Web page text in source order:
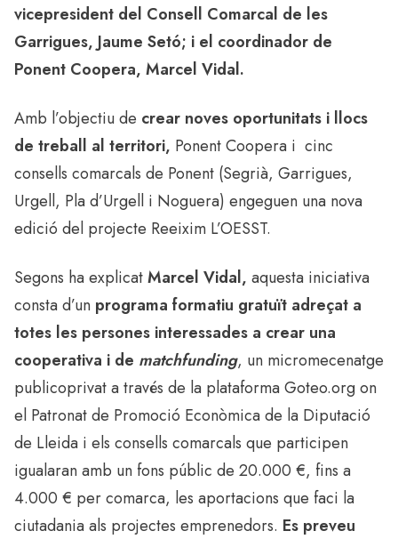
vicepresident del Consell Comarcal de les
Garrigues, Jaume Setó; i el coordinador de
Ponent Coopera, Marcel Vidal.
Amb l’objectiu de crear noves oportunitats i llocs
de treball al territori, Ponent Coopera i cinc
consells comarcals de Ponent (Segrià, Garrigues,
Urgell, Pla d’Urgell i Noguera) engeguen una nova
edició del projecte Reeixim L’OESST.
Segons ha explicatMarcel Vidal, aquesta iniciativa
consta d’un programa formatiu gratuït adreçat a
totes les persones interessades a crear una
cooperativa i de matchfunding, un micromecenatge
publicoprivat a través de la plataforma Goteo.org on
el Patronat de Promoció Econòmica de la Diputació
de Lleida i els consells comarcals que participen
igualaran amb un fons públic de 20.000 €, fins a
4.000 € per comarca, les aportacions que faci la
ciutadania als projectes emprenedors. Es preveu